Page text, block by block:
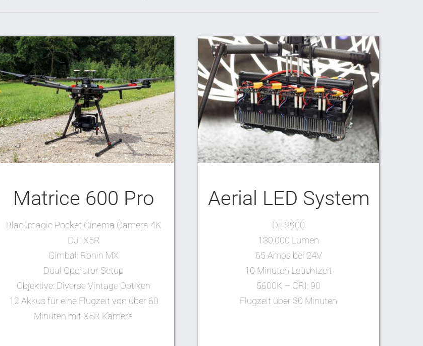
Matrice 600 Pro
Blackmagic Pocket Cinema Camera 4K
DJI X5R
Gimbal: Ronin MX
Dual Operator Setup
Objektive: Diverse Vintage Optiken
12 Akkus für eine Flugzeit von über 60
Minuten mit X5R Kamera
Aerial LED System
Dji S900
130,000 Lumen
65 Amps bei 24V
10 Minuten Leuchtzeit
5600K – CRI: 90
Flugzeit über 30 Minuten